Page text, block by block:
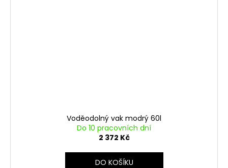
Voděodolný vak modrý 60l
Do 10 pracovních dní
2 372 Kč
DO KOŠÍKU